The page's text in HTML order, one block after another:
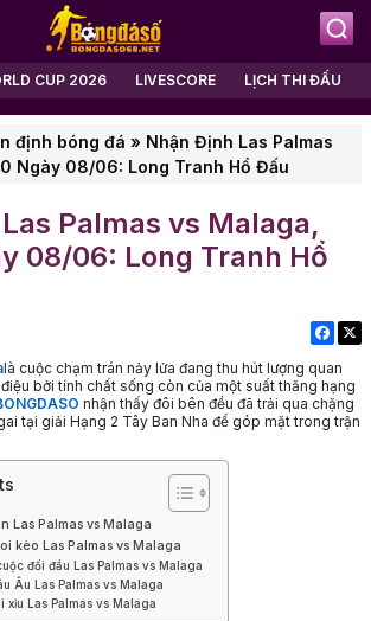
CUP 2026 LIVESCORE LỊCH THI ĐẤU
định bóng đá » Nhận Định Las Palmas
Ngày 08/06: Long Tranh Hổ Đấu
Palmas vs Malaga,
08/06: Long Tranh Hổ
là cuộc chạm trán nảy lửa đang thu hút lượng quan
bởi tính chất sống còn của một suất thăng hạng
nhận thấy đôi bên đều đã trải qua chặng
tại giải Hạng 2 Tây Ban Nha để góp mặt trong trận
Las Palmas vs Malaga
kèo Las Palmas vs Malaga
đối đầu Las Palmas vs Malaga
Âu Las Palmas vs Malaga
xỉu Las Palmas vs Malaga